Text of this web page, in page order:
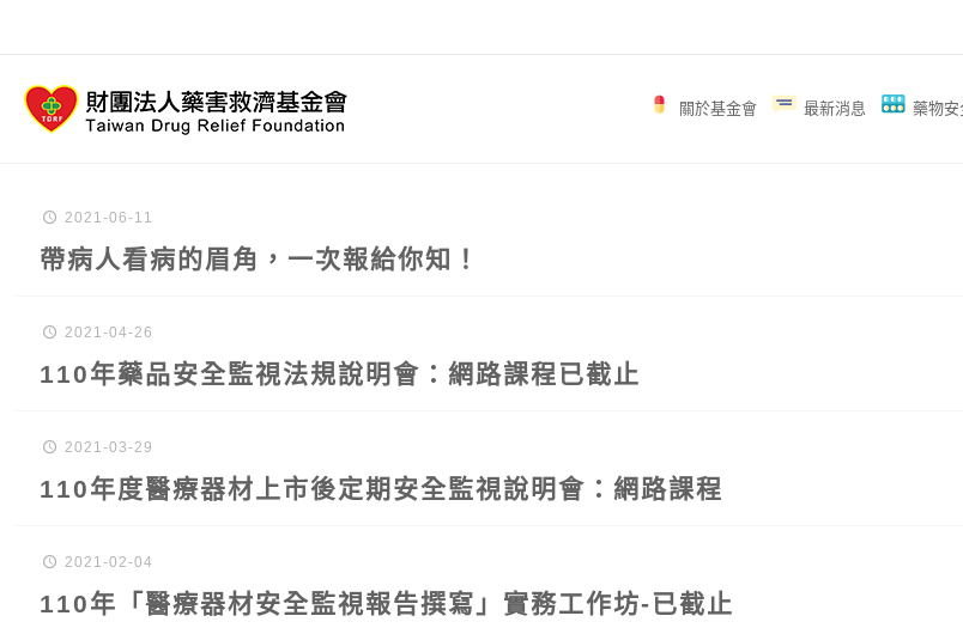
關於基金會 最新消息 藥物安
2021-06-11
帶病人看病的眉角，一次報給你知！
2021-04-26
110年藥品安全監視法規說明會：網路課程已截止
2021-03-29
110年度醫療器材上市後定期安全監視說明會：網路課程
2021-02-04
110年「醫療器材安全監視報告撰寫」實務工作坊-已截止